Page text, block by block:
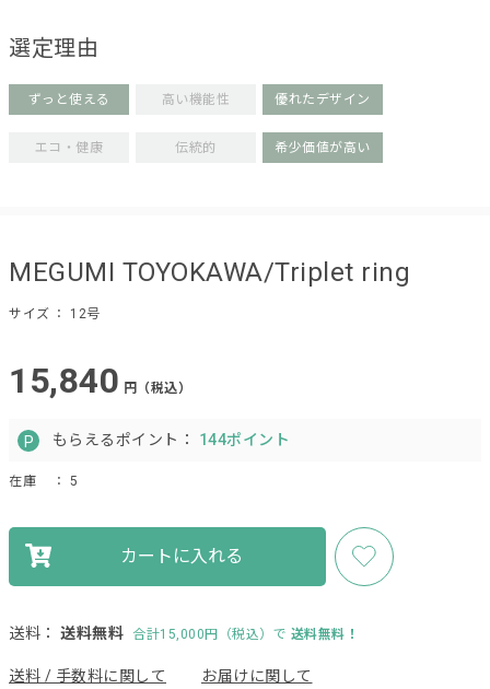
選定理由
ずっと使える 高い機能性 優れたデザイン
エコ・健康 伝統的 希少価値が高い
MEGUMI TOYOKAWA/Triplet ring
サイズ ： 12号
15,840 円（税込）
もらえるポイント： 144ポイント
在庫 ： 5
カートに入れる
送料： 送料無料 合計15,000円（税込）で 送料無料！
送料 / 手数料に関して お届けに関して